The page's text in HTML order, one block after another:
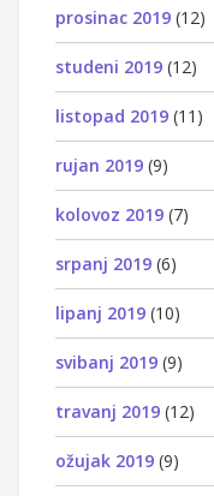
prosinac 2019 (12)
studeni 2019 (12)
listopad 2019 (11)
rujan 2019 (9)
kolovoz 2019 (7)
srpanj 2019 (6)
lipanj 2019 (10)
svibanj 2019 (9)
travanj 2019 (12)
ožujak 2019 (9)